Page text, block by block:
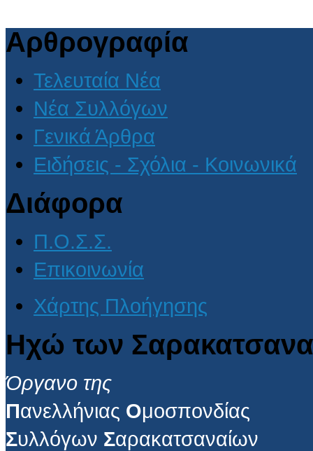
Αρθρογραφία
Τελευταία Νέα
Νέα Συλλόγων
Γενικά Άρθρα
Ειδήσεις - Σχόλια - Κοινωνικά
Διάφορα
Π.Ο.Σ.Σ.
Επικοινωνία
Χάρτης Πλοήγησης
Ηχώ των
Όργανο της
Πανελλήνιας Ομοσπονδίας
Συλλόγων Σαρακατσαναίων